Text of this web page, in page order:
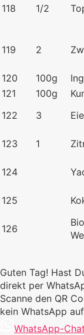
118 1/2
119 2
120 100g
121
100g
122
3
123 1
124
125
126
Guten Tag! Hast
direkt per
Scanne den QR
kein WhatsApp
WhatsApp-